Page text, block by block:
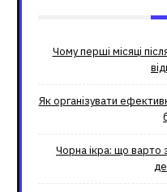
Чому перші місяці
Як організувати
Чорна ікра: що варто